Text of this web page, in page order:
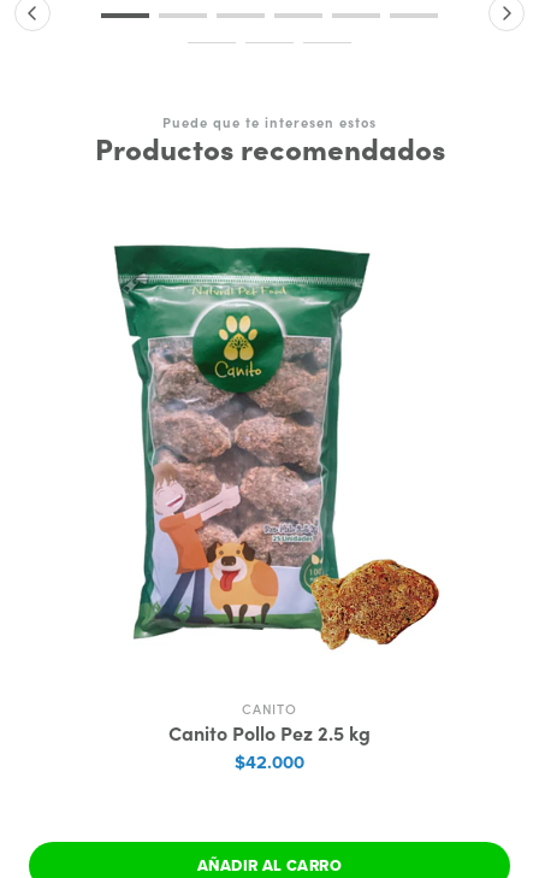
Puede que te interesen estos
Productos recomendados
CANITO
Canito Pollo Pez 2.5 kg
$42.000
AÑADIR AL CARRO